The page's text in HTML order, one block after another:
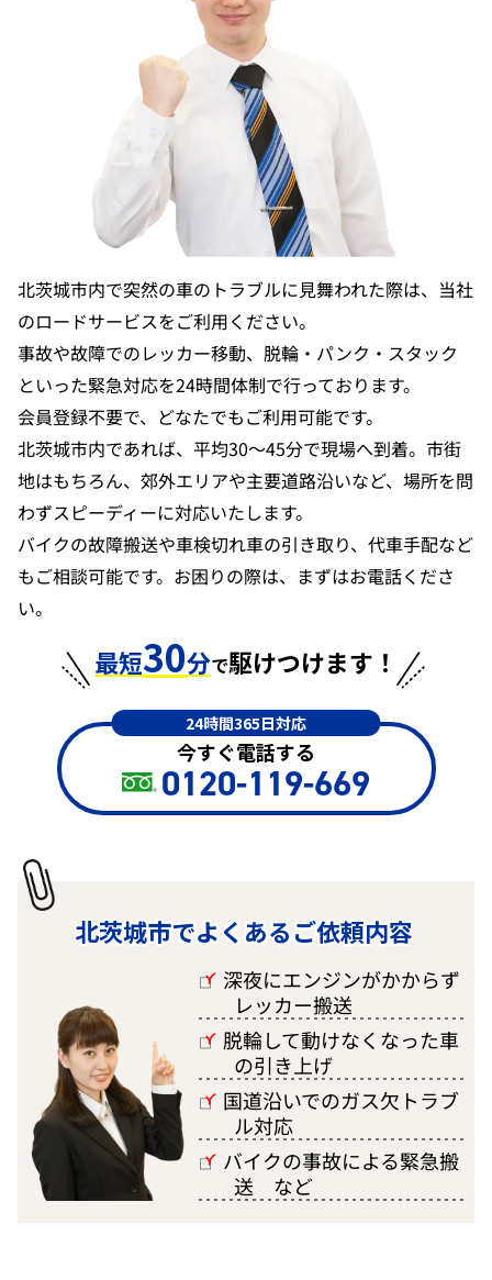
北茨城市内で突然の車のトラブルに見舞われた際は、当社
のロードサービスをご利用ください。
事故や故障でのレッカー移動、脱輪・パンク・スタック
といった緊急対応を24時間体制で行っております。
会員登録不要で、どなたでもご利用可能です。
北茨城市内であれば、平均30〜45分で現場へ到着。市街
地はもちろん、郊外エリアや主要道路沿いなど、場所を問
わずスピーディーに対応いたします。
バイクの故障搬送や車検切れ車の引き取り、代車手配など
もご相談可能です。お困りの際は、まずはお電話くださ
い。
最短30分で駆けつけます！
24時間365日対応
今すぐ電話する
0120-119-669
北茨城市でよくあるご依頼内容
□
深夜にエンジンがかからず
レッカー搬送
□
脱輪して動けなくなった車
の引き上げ
□
国道沿いでのガス欠トラブ
ル対応
□
バイクの事故による緊急搬
送 など